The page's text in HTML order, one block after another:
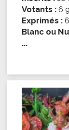
Votants : 6
Exprimés :
Blanc ou
...